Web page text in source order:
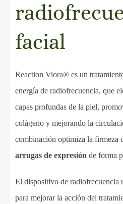
facial
Reaction Viora® es un
energía de radiofrecuencia, que
capas profundas de la piel,
colágeno y mejorando la
combinación optimiza la firmeza
arrugas de expresión de forma
El dispositivo de radiofrecuencia
para mejorar la acción del